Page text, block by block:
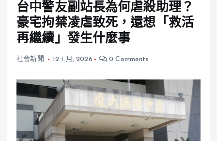
台中警友副站長為何虐殺助理？
豪宅拘禁凌虐致死，還想「救活
再繼續」發生什麼事
社會新聞 12 1 月, 2026 0 Comments